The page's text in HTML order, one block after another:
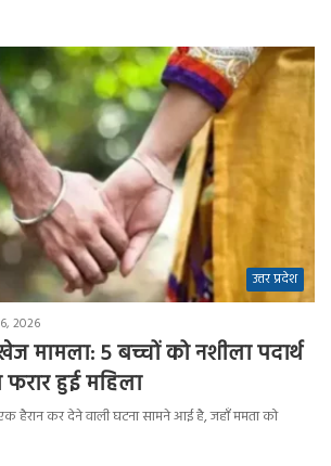
उत्तर प्रदेश
2026
मामला: 5 बच्चों को नशीला पदार्थ
फरार हुई महिला
हैरान कर देने वाली घटना सामने आई है, जहाँ ममता को